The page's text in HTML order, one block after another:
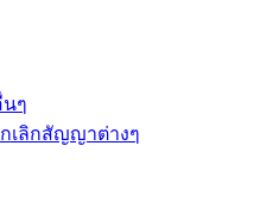
นๆ
เลิกสัญญาต่างๆ